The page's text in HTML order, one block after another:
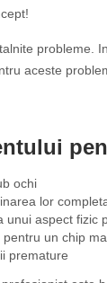
probleme.
aceste
ochi
lor
unui aspect fizic
un chip
premature